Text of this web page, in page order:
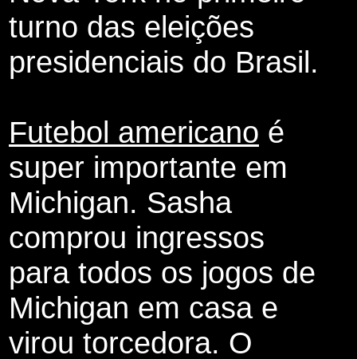
turno das eleições
presidenciais do Brasil.
Futebol americano é
super importante em
Michigan. Sasha
comprou ingressos
para todos os jogos de
Michigan em casa e
virou torcedora. O